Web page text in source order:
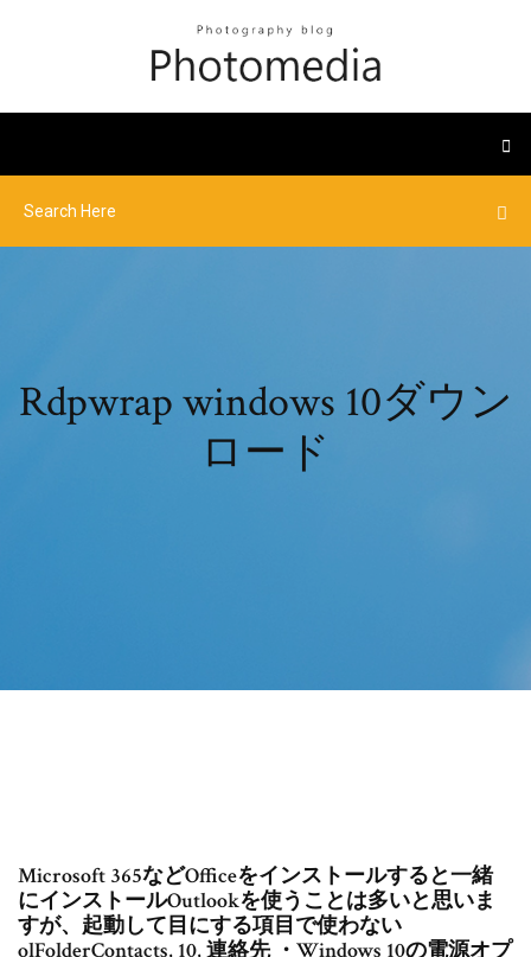
Rdpwrap windows 10ダウン
ロード
Microsoft 365などOfficeをインストールすると一緒
にインストールOutlookを使うことは多いと思いま
すが、起動して目にする項目で使わない
olFolderContacts, 10, 連絡先 ・Windows 10の電源オプ